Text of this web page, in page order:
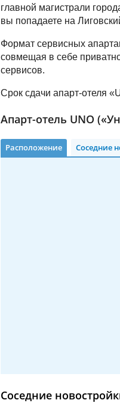
главной магистрали
вы попадаете на
Формат сервисных
совмещая в себе
сервисов.
Срок сдачи апарт-отеля
Апарт-отель UNO
Расположение Соседние
Соседние